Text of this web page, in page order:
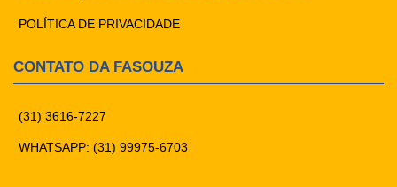
POLÍTICA DE PRIVACIDADE
CONTATO DA FASOUZA
(31) 3616-7227
WHATSAPP: (31) 99975-6703